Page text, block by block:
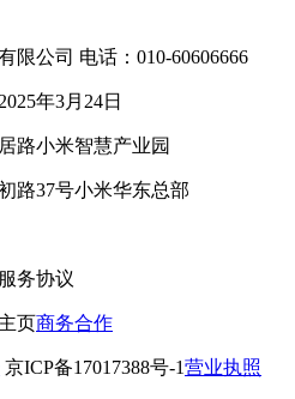
限公司 电话：010-60606666
年3月24日
路小米智慧产业园
路37号小米华东总部
务协议
页商务合作
京ICP备17017388号-1营业执照